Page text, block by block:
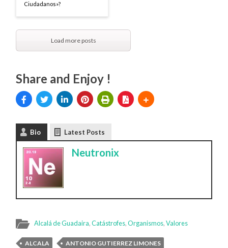
Ciudadanos»?
Load more posts
Share and Enjoy !
Bio Latest Posts
Neutronix
Alcalá de Guadaira,Catástrofes,Organismos,Valores
ALCALA
ANTONIO GUTIERREZ LIMONES